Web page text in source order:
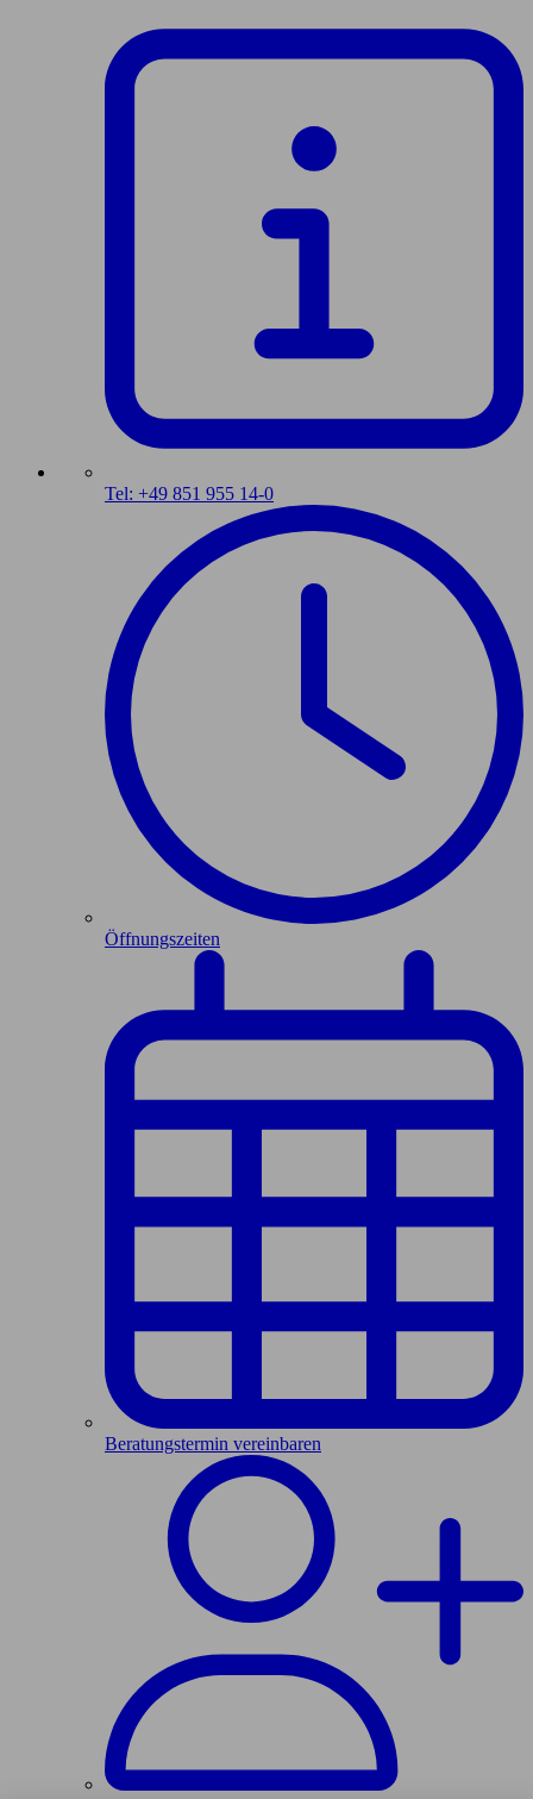
Tel: +49 851 955 14-0
Öffnungszeiten
Beratungstermin vereinbaren